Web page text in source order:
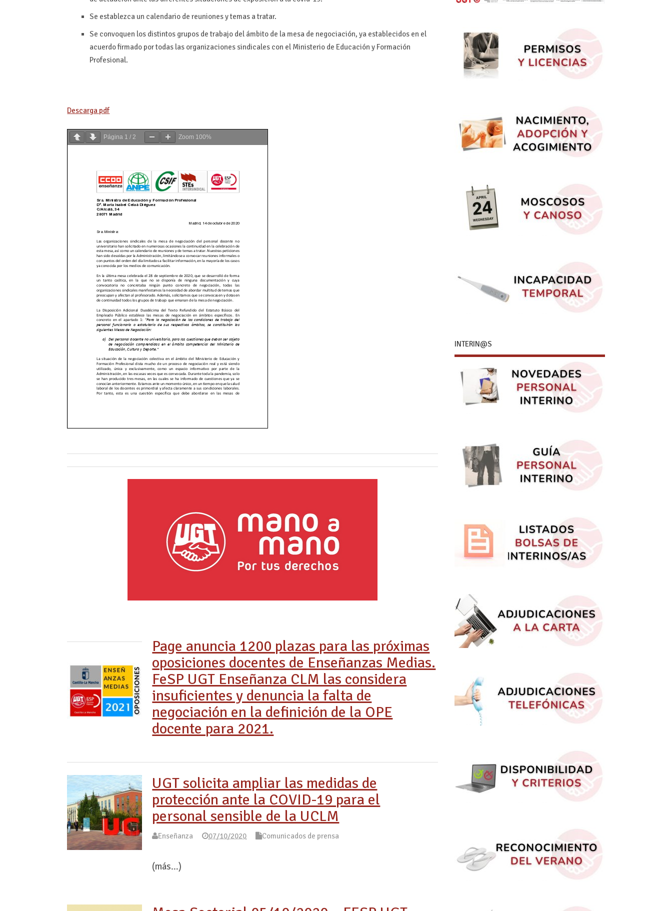
Se establezca un calendario de reuniones y temas a tratar.
Se convoquen los distintos grupos de trabajo del ámbito de la mesa de negociación, ya establecidos en el
acuerdo firmado por todas las organizaciones sindicales con el Ministerio de Educación y Formación
Profesional.
Descarga pdf
Página 1 /2 Zoom 100%
Page anuncia 1200 plazas para las próximas
oposiciones docentes de Enseñanzas Medias.
FeSP UGT Enseñanza CLM las considera
insuficientes y denuncia la falta de
negociación en la definición de la OPE
docente para 2021.
UGT solicita ampliar las medidas de
protección ante la COVID-19 para el
personal sensible de la UCLM
Enseñanza 07/10/2020 Comunicados de prensa
(más…)
INTERIN@S